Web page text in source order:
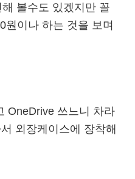
볼수도 있겠지만 꼴
원이나 하는 것을 보며
OneDrive 쓰느니 차라
외장케이스에 장착해